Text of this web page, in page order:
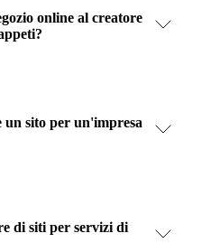
online al creatore
un sito per un'impresa
di siti per servizi di